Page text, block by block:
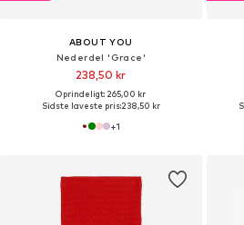
ABOUT YOU
Nederdel 'Grace'
238,50 kr
Oprindeligt: 265,00 kr
Sidste laveste pris:238,50 kr
+1